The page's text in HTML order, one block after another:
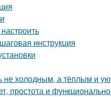
инструкция
не холодным, а тёплым и
простота и